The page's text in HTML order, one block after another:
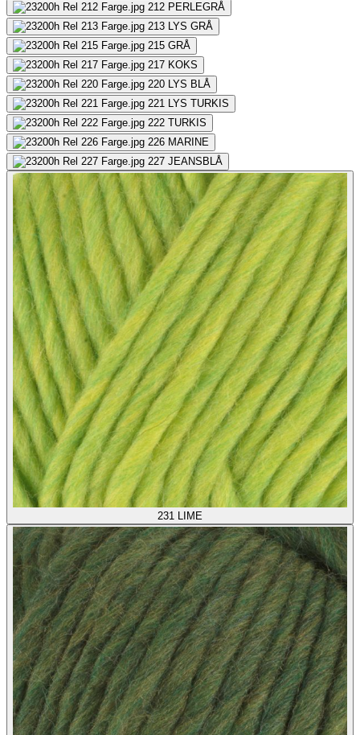
212 PERLEGRÅ
213 LYS GRÅ
215 GRÅ
217 KOKS
220 LYS BLÅ
221 LYS TURKIS
222 TURKIS
226 MARINE
227 JEANSBLÅ
231 LIME